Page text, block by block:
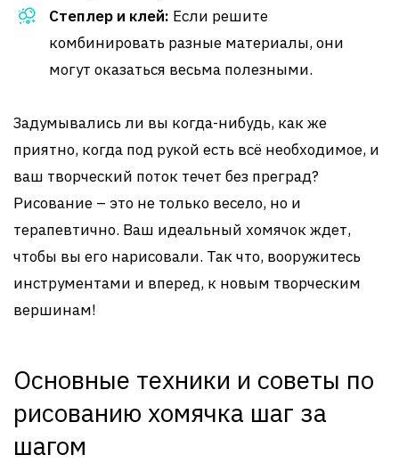
Степлер и клей: Если решите
комбинировать разные материалы, они
могут оказаться весьма полезными.
Задумывались ли вы когда-нибудь, как же
приятно, когда под рукой есть всё необходимое, и
ваш творческий поток течет без преград?
Рисование – это не только весело, но и
терапевтично. Ваш идеальный хомячок ждет,
чтобы вы его нарисовали. Так что, вооружитесь
инструментами и вперед, к новым творческим
вершинам!
Основные техники и советы по
рисованию хомячка шаг за
шагом